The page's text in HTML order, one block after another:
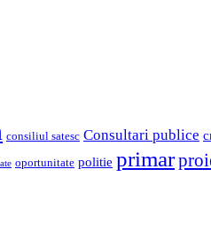
consiliul satesc Consultari publice
oportunitate politie primar